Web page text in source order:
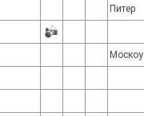
Питер
Москоу